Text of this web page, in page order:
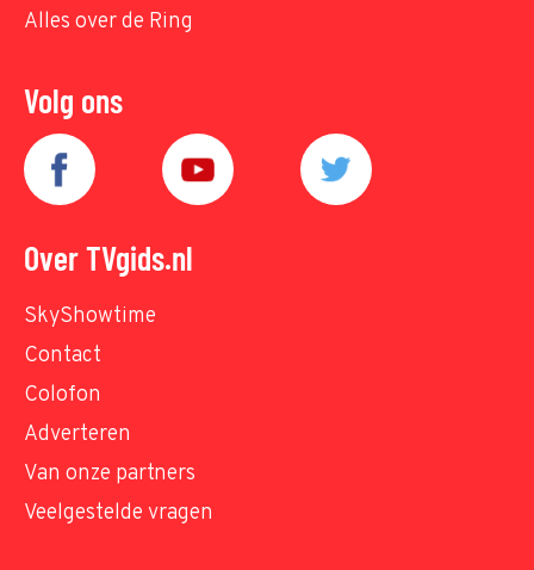
Alles over de Ring
Volg ons
Over TVgids.nl
SkyShowtime
Contact
Colofon
Adverteren
Van onze partners
Veelgestelde vragen